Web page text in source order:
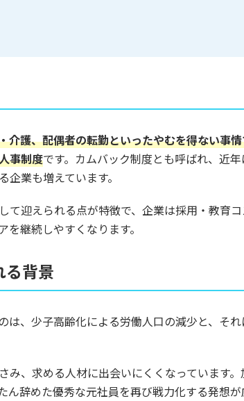
介護、配偶者の転勤といったやむを得ない事
事制度です。カムバック制度とも呼ばれ、近
業も増えています。
て迎えられる点が特徴で、企業は採用・教育
継続しやすくなります。
る背景
は、少子高齢化による労働人口の減少と、そ
み、求める人材に出会いにくくなっています
ん辞めた優秀な元社員を再び戦力化する発想